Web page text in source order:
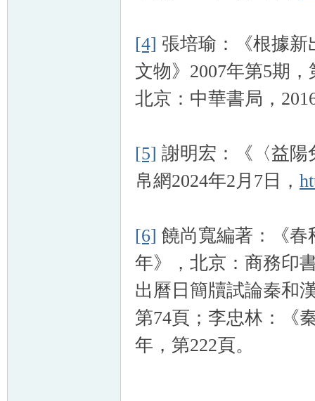
[4] 張培瑜：《根據
文物》2007年第5期
北京：中華書局，
[5] 謝明宏：《〈益
帛網2024年2月7日，
[6] 饒尚寬編著：《春
年》，北京：商務印
出曆日簡牘試論秦和
第74頁；李忠林：《
年，第222頁。